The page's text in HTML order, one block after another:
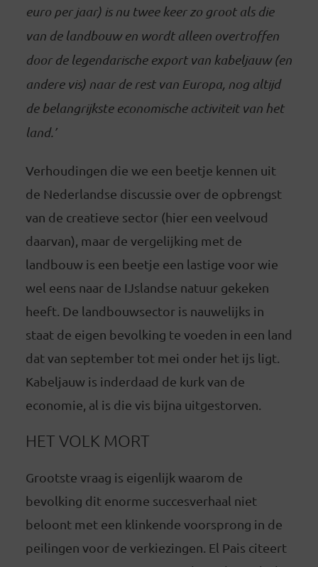
euro per jaar) is nu twee keer zo groot als die
van de landbouw en wordt alleen overtroffen
door de legendarische export van kabeljauw (en
andere vis) naar de rest van Europa, nog altijd
de belangrijkste economische activiteit van het
land.’
Verhoudingen die we een beetje kennen uit
de Nederlandse discussie over de opbrengst
van de creatieve sector (hier een veelvoud
daarvan), maar de vergelijking met de
landbouw is een beetje een lastige voor wie
wel eens naar de IJslandse natuur gekeken
heeft. De landbouwsector is nauwelijks in
staat de eigen bevolking te voeden in een land
dat van september tot mei onder het ijs ligt.
Kabeljauw is inderdaad de kurk van de
economie, al is die vis bijna uitgestorven.
HET VOLK MORT
Grootste vraag is eigenlijk waarom de
bevolking dit enorme succesverhaal niet
beloont met een klinkende voorsprong in de
peilingen voor de verkiezingen. El Pais citeert